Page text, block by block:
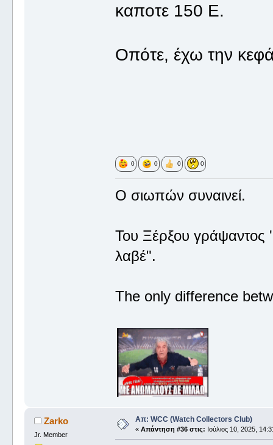
καποτε 150 Ε.
Οπότε, έχω την
0 0 0 0
Ο σιωπών συναινεί.
Του Ξέρξου
λαβέ".
The only difference
Zarko
Jr. Member
Απ: WCC (Watch Collectors Club)
« Απάντηση #36 στις: Ιούλιος 10, 2025,